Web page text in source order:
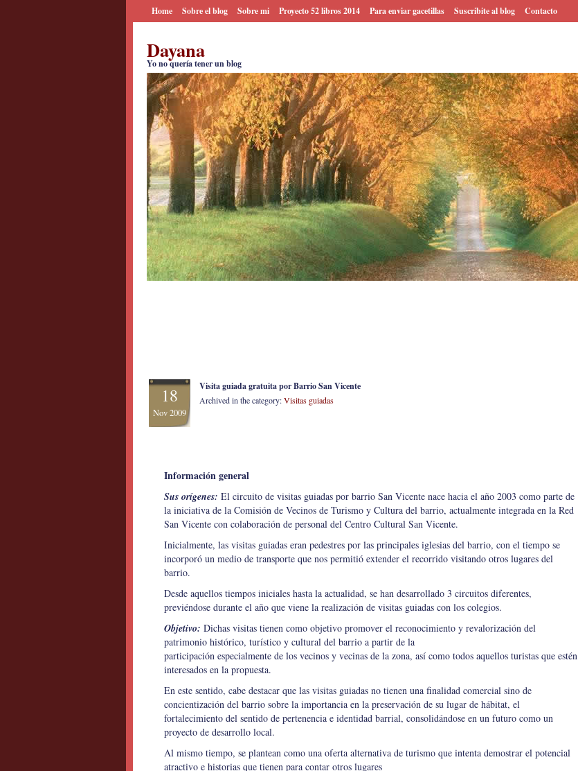
Home Sobre el blog Sobre mi Proyecto 52 libros 2014 Para enviar gacetillas Suscribite al blog Contacto
Dayana
Yo no quería tener un blog
18
Nov 2009
Visita guiada gratuita por Barrio San Vicente
Archived in the category:Visitas guiadas
Información general
Sus orígenes: El circuito de visitas guiadas por barrio San Vicente nace hacia el año 2003 como parte de
la iniciativa de la Comisión de Vecinos de Turismo y Cultura del barrio, actualmente integrada en la Red
San Vicente con colaboración de personal del Centro Cultural San Vicente.
Inicialmente, las visitas guiadas eran pedestres por las principales iglesias del barrio, con el tiempo se
incorporó un medio de transporte que nos permitió extender el recorrido visitando otros lugares del
barrio.
Desde aquellos tiempos iniciales hasta la actualidad, se han desarrollado 3 circuitos diferentes,
previéndose durante el año que viene la realización de visitas guiadas con los colegios.
Objetivo: Dichas visitas tienen como objetivo promover el reconocimiento y revalorización del
patrimonio histórico, turístico y cultural del barrio a partir de la
participación especialmente de los vecinos y vecinas de la zona, así como todos aquellos turistas que estén
interesados en la propuesta.
En este sentido, cabe destacar que las visitas guiadas no tienen una finalidad comercial sino de
concientización del barrio sobre la importancia en la preservación de su lugar de hábitat, el
fortalecimiento del sentido de pertenencia e identidad barrial, consolidándose en un futuro como un
proyecto de desarrollo local.
Al mismo tiempo, se plantean como una oferta alternativa de turismo que intenta demostrar el potencial
atractivo e historias que tienen para contar otros lugares